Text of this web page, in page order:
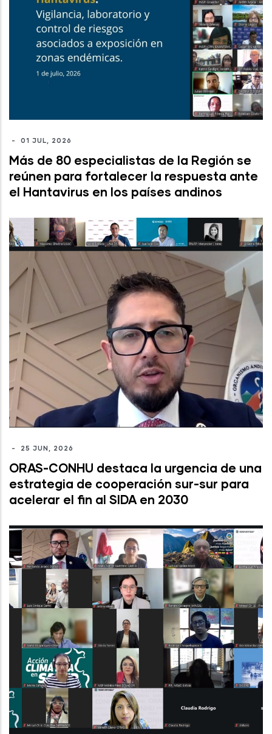
- 01 JUL, 2026
Más de 80 especialistas de la Región se
reúnen para fortalecer la respuesta ante
el Hantavirus en los países andinos
- 25 JUN, 2026
ORAS-CONHU destaca la urgencia de una
estrategia de cooperación sur-sur para
acelerar el fin al SIDA en 2030